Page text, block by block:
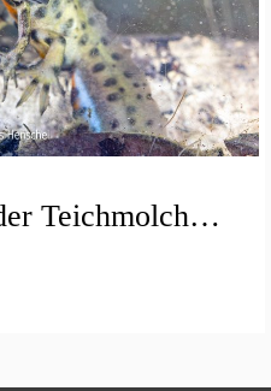
Teichmolch…